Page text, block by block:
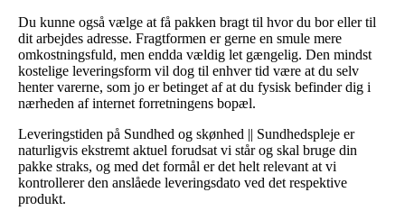
Du kunne også vælge at få pakken bragt til hvor du bor eller til
dit arbejdes adresse. Fragtformen er gerne en smule mere
omkostningsfuld, men endda vældig let gængelig. Den mindst
kostelige leveringsform vil dog til enhver tid være at du selv
henter varerne, som jo er betinget af at du fysisk befinder dig i
nærheden af internet forretningens bopæl.
Leveringstiden på Sundhed og skønhed || Sundhedspleje er
naturligvis ekstremt aktuel forudsat vi står og skal bruge din
pakke straks, og med det formål er det helt relevant at vi
kontrollerer den anslåede leveringsdato ved det respektive
produkt.